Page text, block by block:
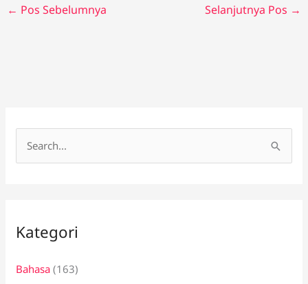
← Pos Sebelumnya Selanjutnya Pos →
u
t
Kategori
Bahasa (163)